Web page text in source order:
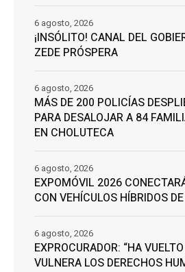
¡INSÓLITO! CANAL DEL
ZEDE PRÓSPERA
6 agosto, 2026
MÁS DE 200 POLICÍAS
PARA DESALOJAR A 84
EN CHOLUTECA
6 agosto, 2026
EXPOMÓVIL 2026
CON VEHÍCULOS HÍBRIDOS
6 agosto, 2026
EXPROCURADOR: “HA
VULNERA LOS DERECHOS
6 agosto, 2026